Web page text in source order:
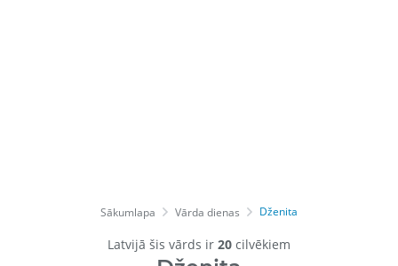
Sākumlapa Vārda dienas Dženita
Latvijā šis vārds ir 20 cilvēkiem